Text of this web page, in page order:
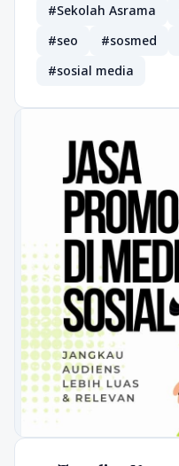
#Sekolah Asrama
#seo
#sosmed
#sosial media